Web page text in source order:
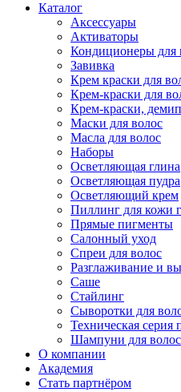
Каталог
Аксессуары
Активаторы
Кондиционеры для
Завивка
Крем краски для
Крем-краски для
Крем-краски,
Маски для волос
Масла для волос
Наборы
Осветляющая глина
Осветляющая пудра
Осветляющий крем
Пиллинг для кожи
Прямые пигменты
Салонный уход
Спреи для волос
Разглаживание и
Саше
Стайлинг
Сыворотки для
Техническая серия
Шампуни для волос
О компании
Академия
Стать партнёром